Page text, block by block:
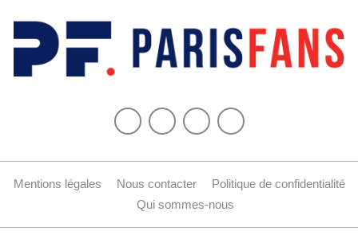
Mentions légales Nous contacter
Politique de confidentialité
Qui sommes-nous